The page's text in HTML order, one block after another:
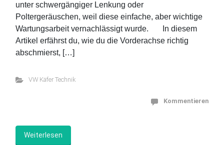
unter schwergängiger Lenkung oder
Poltergeräuschen, weil diese einfache, aber wichtige
Wartungsarbeit vernachlässigt wurde. In diesem
Artikel erfährst du, wie du die Vorderachse richtig
abschmierst, […]
VW Käfer Technik
Kommentieren
Weiterlesen